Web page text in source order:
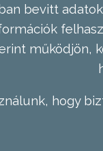
bevitt
működjön,
hogy